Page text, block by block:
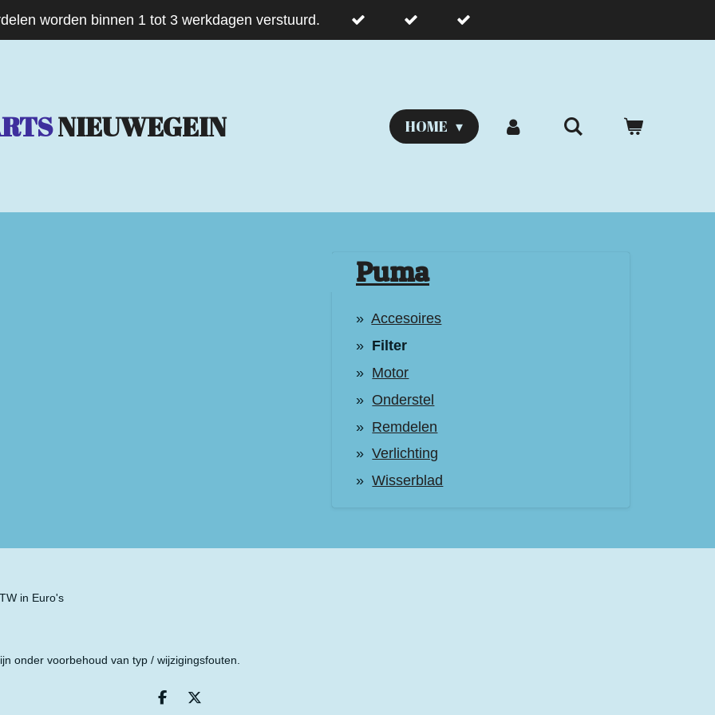
worden binnen 1 tot 3 werkdagen verstuurd.
NIEUWEGEIN HOME
Puma
Accesoires
Filter
Motor
Onderstel
Remdelen
Verlichting
Wisserblad
in Euro's
onder voorbehoud van typ / wijzigingsfouten.
D
D